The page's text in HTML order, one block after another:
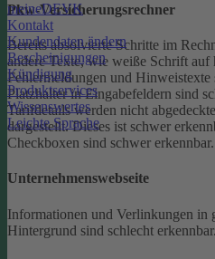
meineDEVK
Kontakt
Kundendaten ändern
Bescheinigungen
Kündigung
Produktservices
Wissenswertes
Leichte Sprache
Pkw-Versicherungsrechner
Bereits absolvierte Schritte im
andere Texte, wie weiße Schrift
Fehlermeldungen und Hinweistexte
Platzhalter in Eingabefeldern sind
Tarifdetails werden nicht
dargestellt. Dieses ist schwer
Checkboxen sind schwer erkennbar.
Unternehmenswebseite
Informationen und Verlinkungen in
Hintergrund sind schlecht erkennbar.